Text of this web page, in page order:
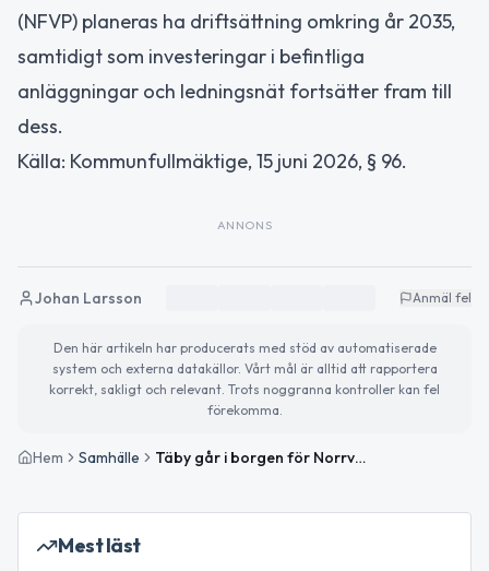
(NFVP) planeras ha driftsättning omkring år 2035,
samtidigt som investeringar i befintliga
anläggningar och ledningsnät fortsätter fram till
dess.
Källa: Kommunfullmäktige, 15 juni 2026, § 96.
ANNONS
Johan Larsson Anmäl fel
Den här artikeln har producerats med stöd av automatiserade
system och externa datakällor. Vårt mål är alltid att rapportera
korrekt, sakligt och relevant. Trots noggranna kontroller kan fel
förekomma.
Hem Samhälle Täby går i borgen för Norrvattenlån
Mest läst